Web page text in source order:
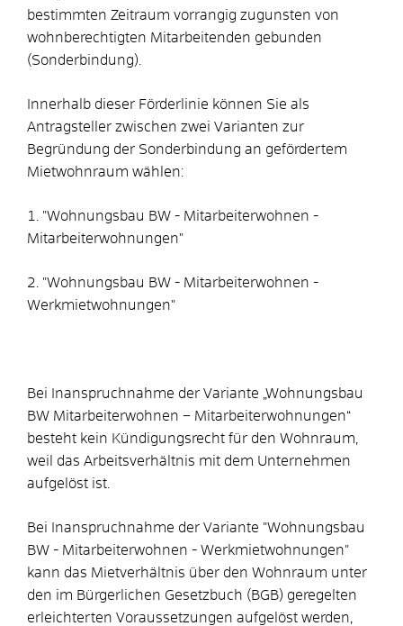
bestimmten Zeitraum vorrangig zugunsten von
wohnberechtigten Mitarbeitenden gebunden
(Sonderbindung).
Innerhalb dieser Förderlinie können Sie als
Antragsteller zwischen zwei Varianten zur
Begründung der Sonderbindung an gefördertem
Mietwohnraum wählen:
1. "Wohnungsbau BW - Mitarbeiterwohnen -
Mitarbeiterwohnungen"
2. "Wohnungsbau BW - Mitarbeiterwohnen -
Werkmietwohnungen"
Bei Inanspruchnahme der Variante „Wohnungsbau
BW Mitarbeiterwohnen – Mitarbeiterwohnungen“
besteht kein Kündigungsrecht für den Wohnraum,
weil das Arbeitsverhältnis mit dem Unternehmen
aufgelöst ist.
Bei Inanspruchnahme der Variante "Wohnungsbau
BW - Mitarbeiterwohnen - Werkmietwohnungen"
kann das Mietverhältnis über den Wohnraum unter
den im Bürgerlichen Gesetzbuch (BGB) geregelten
erleichterten Voraussetzungen aufgelöst werden,